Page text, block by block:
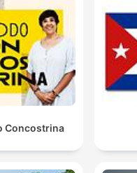
Concostrina